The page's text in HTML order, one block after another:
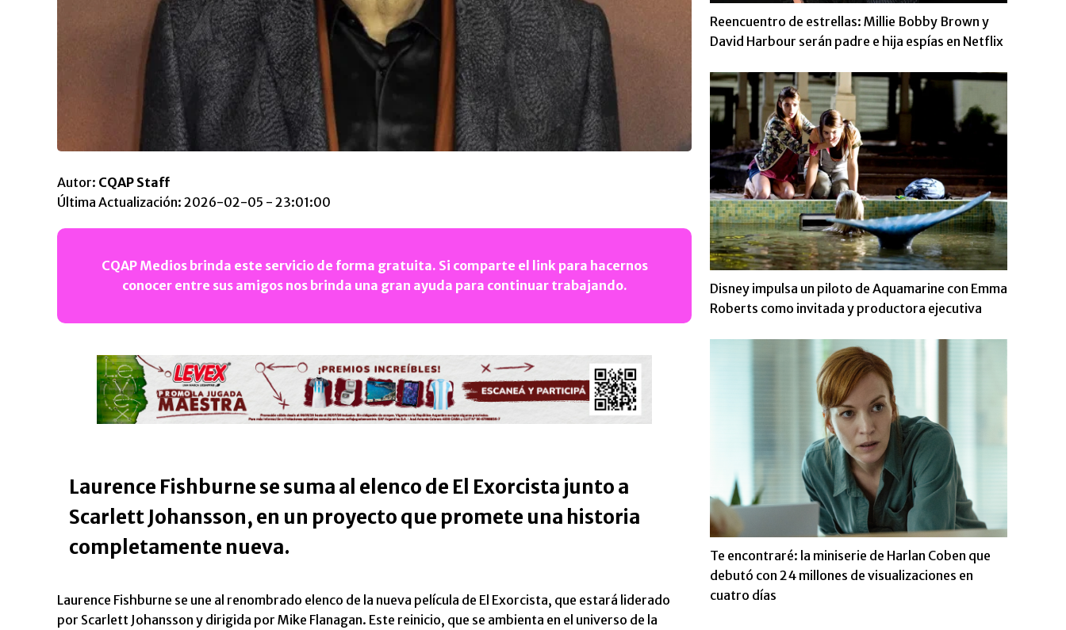
Autor: CQAP Staff
Última Actualización: 2026-02-05 - 23:01:00
CQAP Medios brinda este servicio de forma gratuita. Si comparte el link para hacernos
conocer entre sus amigos nos brinda una gran ayuda para continuar trabajando.
Laurence Fishburne se suma al elenco de El Exorcista junto a
Scarlett Johansson, en un proyecto que promete una historia
completamente nueva.
Laurence Fishburne se une al renombrado elenco de la nueva película de El Exorcista, que estará liderado
por Scarlett Johansson y dirigida por Mike Flanagan. Este reinicio, que se ambienta en el universo de la
Reencuentro de estrellas: Millie Bobby Brown y
David Harbour serán padre e hija espías en Netflix
Disney impulsa un piloto de Aquamarine con Emma
Roberts como invitada y productora ejecutiva
Te encontraré: la miniserie de Harlan Coben que
debutó con 24 millones de visualizaciones en
cuatro días